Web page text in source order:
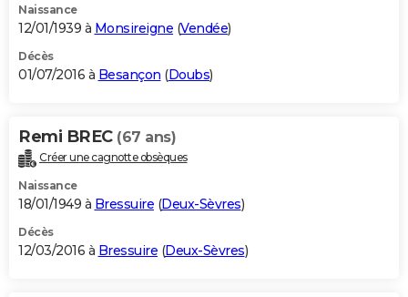
Naissance
12/01/1939 à Monsireigne (Vendée)
Décès
01/07/2016 à Besançon (Doubs)
Remi BREC (67 ans)
Créer une cagnotte obsèques
Naissance
18/01/1949 à Bressuire (Deux-Sèvres)
Décès
12/03/2016 à Bressuire (Deux-Sèvres)